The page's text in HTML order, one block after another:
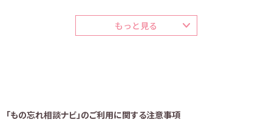
もっと見る
「もの忘れ相談ナビ」のご利用に関する注意事項